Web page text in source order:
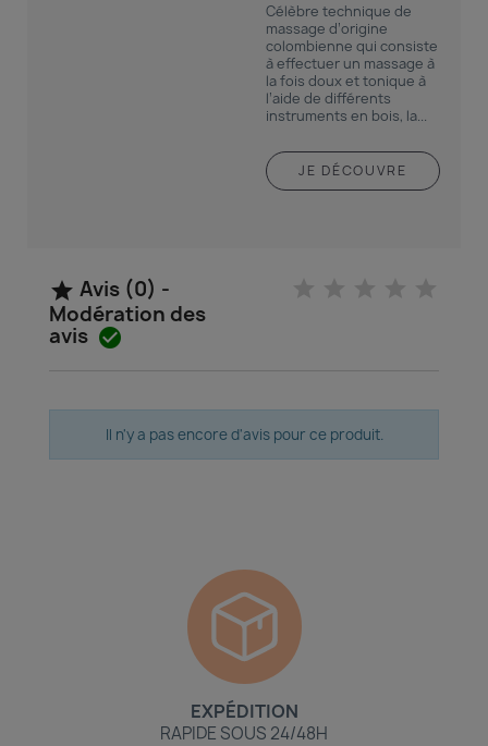
Célèbre technique de
massage d’origine
colombienne qui consiste
à effectuer un massage à
la fois doux et tonique à
l’aide de différents
instruments en bois, la...
JE DÉCOUVRE
 Avis (0) -
Modération des
avis 
Il n'y a pas encore d'avis pour ce produit.
EXPÉDITION
RAPIDE SOUS 24/48H